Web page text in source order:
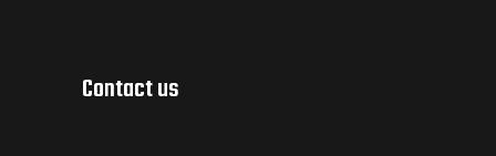
Contact us